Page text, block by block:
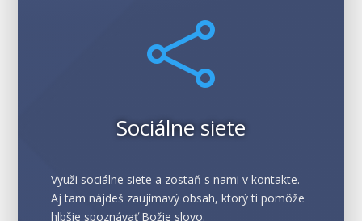

Sociálne siete
Využi sociálne siete a zostaň s nami v kontakte.
Aj tam nájdeš zaujímavý obsah, ktorý ti pomôže
hlbšie spoznávať Božie slovo.